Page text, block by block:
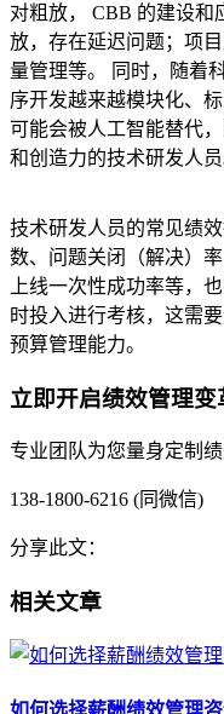
对粗放， CBB 的建设和
放，存在延迟问题；项
量管理等。 同时，随着
序开发越来越模块化、
可能会被人工智能替代
和创造力的技术研发人员
技术研发人员的常见绩
数、问题关闭（解决）
上线一次性成功率等，
时投入进行考核，这需
预算管理能力。
立即开启绩效管理变
专业团队为您量身定制
138-1800-6216 (同微信)
分享此文：
相关文章
如何选择薪酬绩效管理